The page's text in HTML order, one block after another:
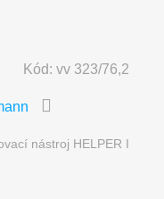
Kód: vv 323/76,2
nástroj HELPER I